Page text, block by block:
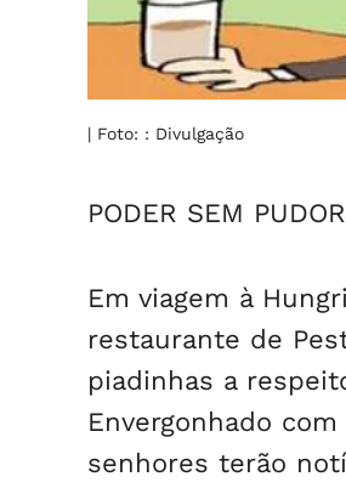
| Foto: : Divulgação
PODER SEM
Em viagem à
restaurante de
piadinhas a
Envergonhado
senhores terão